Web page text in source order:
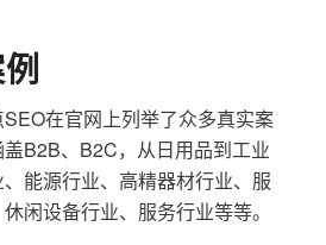
在官网上列举了众多真实案
B2B、B2C，从日用品到工业
能源行业、高精器材行业、服
闲设备行业、服务行业等等。